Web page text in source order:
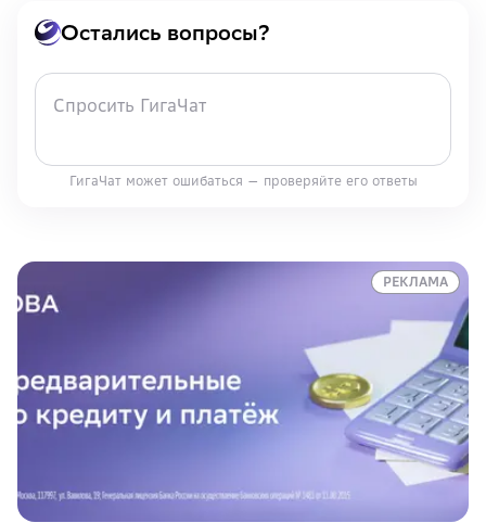
Остались вопросы?
ГигаЧат может ошибаться — проверяйте его ответы
РЕКЛАМА